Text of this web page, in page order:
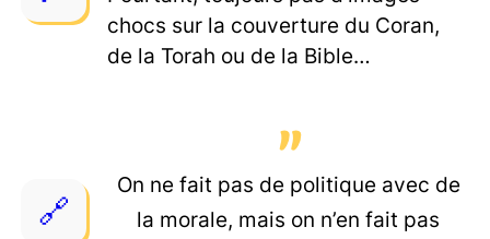
chocs sur la couverture du Coran,
de la Torah ou de la Bible…
On ne fait pas de politique avec de
la morale, mais on n’en fait pas